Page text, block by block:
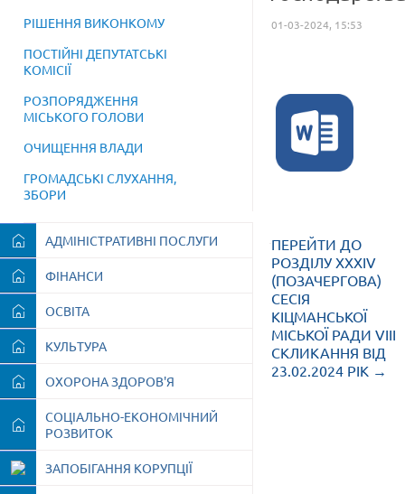
РІШЕННЯ ВИКОНКОМУ
ПОСТІЙНІ ДЕПУТАТСЬКІ
КОМІСІЇ
РОЗПОРЯДЖЕННЯ
МІСЬКОГО ГОЛОВИ
ОЧИЩЕННЯ ВЛАДИ
ГРОМАДСЬКІ СЛУХАННЯ,
ЗБОРИ
АДМІНІСТРАТИВНІ ПОСЛУГИ
ФІНАНСИ
ОСВІТА
КУЛЬТУРА
ОХОРОНА ЗДОРОВ'Я
СОЦІАЛЬНО-ЕКОНОМІЧНИЙ
РОЗВИТОК
ЗАПОБІГАННЯ КОРУПЦІЇ
01-03-2024, 15:53
ПЕРЕЙТИ ДО
РОЗДІЛУ XXXІV
(ПОЗАЧЕРГОВА)
СЕСІЯ
КІЦМАНСЬКОЇ
МІСЬКОЇ РАДИ VІII
СКЛИКАННЯ ВІД
23.02.2024 РІК →